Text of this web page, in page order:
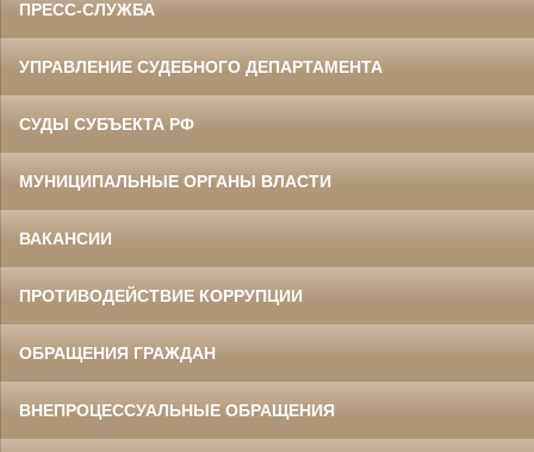
ПРЕСС-СЛУЖБА
УПРАВЛЕНИЕ СУДЕБНОГО ДЕПАРТАМЕНТА
СУДЫ СУБЪЕКТА РФ
МУНИЦИПАЛЬНЫЕ ОРГАНЫ ВЛАСТИ
ВАКАНСИИ
ПРОТИВОДЕЙСТВИЕ КОРРУПЦИИ
ОБРАЩЕНИЯ ГРАЖДАН
ВНЕПРОЦЕССУАЛЬНЫЕ ОБРАЩЕНИЯ